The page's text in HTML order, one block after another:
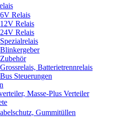
6V Relais
12V Relais
24V Relais
Spezialrelais
Blinkergeber
Zubehör
Grossrelais, Batterietrennrelais
Steuerungen
Masse-Plus Verteiler
Gummitüllen